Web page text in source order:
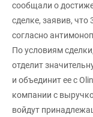
сообщали о
сделке, заявив,
согласно
По условиям
отделит
и объединит ее с
компании с
войдут